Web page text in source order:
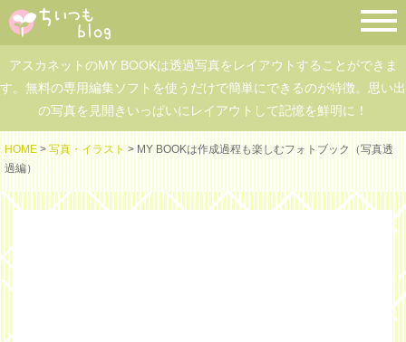
アスカネットのMY BOOKは透過写真をレイアウトすることができま
す。無料の専用編集ソフトを使うだけで簡単にできるのが特徴。思い出
の写真を見開きいっぱいにレイアウトして記憶を鮮明に！
HOME > 写真・イラスト > MY BOOKは作成過程も楽しむフォトブック（写真透
過編）